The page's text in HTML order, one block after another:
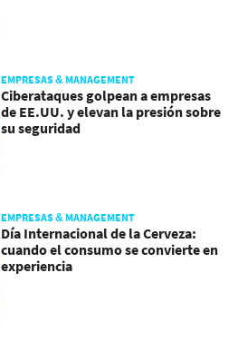
EMPRESAS & MANAGEMENT
Ciberataques golpean a empresas
de EE.UU. y elevan la presión sobre
su seguridad
EMPRESAS & MANAGEMENT
Día Internacional de la Cerveza:
cuando el consumo se convierte en
experiencia